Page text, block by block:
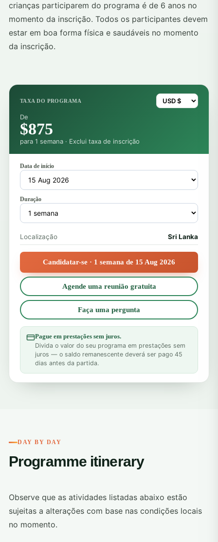
crianças participarem do programa é de 6 anos no
momento da inscrição. Todos os participantes devem
estar em boa forma física e saudáveis no momento
da inscrição.
TAXA DO PROGRAMA
De
$875
para 1 semana · Exclui taxa de inscrição
Data de início
Duração
Localização Sri Lanka
Candidatar-se · 1 semana de 15 Aug 2026
Agende uma reunião gratuita
Faça uma pergunta
Pague em prestações sem juros.
Divida o valor do seu programa em prestações sem
juros — o saldo remanescente deverá ser pago 45
dias antes da partida.
DAY BY DAY
Programme itinerary
Observe que as atividades listadas abaixo estão
sujeitas a alterações com base nas condições locais
no momento.